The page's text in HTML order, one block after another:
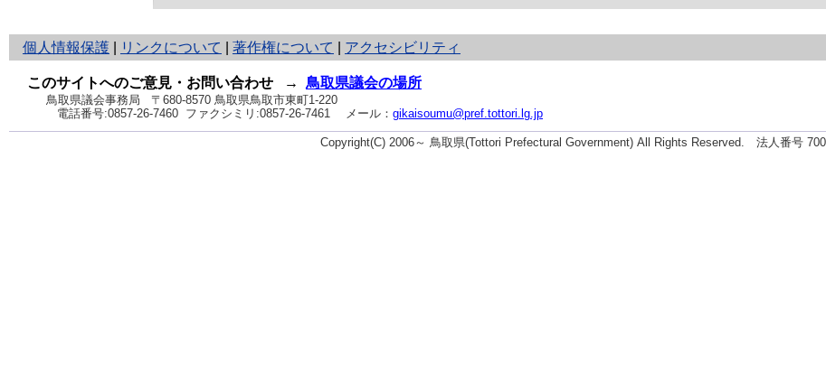
個人情報保護
と
り
ネ
ッ
ト
へ
リンクについて 著作権について アクセシビリティ
このサイトへのご意見・お問い合わせ → 鳥取県議会の場所
鳥取県議会事務局
〒680-8570 鳥取県鳥取市東町1-220
電話番号:0857-26-7460 ファクシミリ:0857-26-7461 メール： gikaisoumu@pref.tottori.lg.jp
Copyright(C) 2006～ 鳥取県(Tottori Prefectural Government) All Rights Reserved. 法人番号